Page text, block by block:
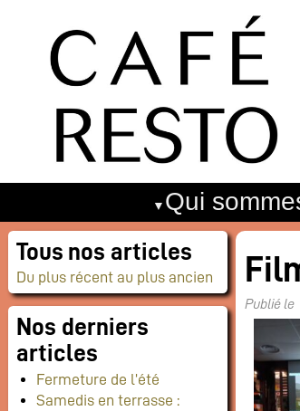
Qui
Publié le
Tous nos articles
Du plus récent au plus ancien
Nos derniers
articles
Fermeture de l’été
Samedis en terrasse :